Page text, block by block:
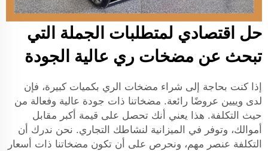
حل اقتصادي لمتطلبات الجملة التي
تبحث عن مضخات ري عالية الجودة
إذا كنت بحاجة إلى شراء مضخات الري بكميات كبيرة، فإن
لدى وييين عروضًا رائعة. مضخاتنا ذات جودة عالية وفعالة من
حيث التكلفة. هذا يعني أنك تحصل على قيمة أكبر مقابل
أموالك، وتوفر في الميزانية لنشاطك التجاري. نحن ندرك أن
التكلفة عنصر مهم، ونحرص على أن تكون مضخاتنا ذات أسعار